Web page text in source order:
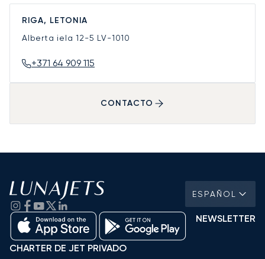
RIGA, LETONIA
Alberta iela 12-5 LV-1010
+371 64 909 115
CONTACTO
ESPAÑOL
NEWSLETTER
CHARTER DE JET PRIVADO